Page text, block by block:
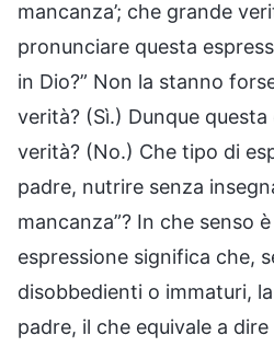
mancanza’; che grande
pronunciare questa
in Dio?” Non la stanno
verità? (Sì.) Dunque questa
verità? (No.) Che tipo di
padre, nutrire senza
mancanza”? In che senso
espressione significa che,
disobbedienti o immaturi,
padre, il che equivale a